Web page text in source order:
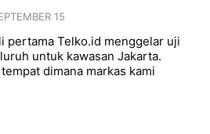
15
pertama Telko.id menggelar uji
untuk kawasan Jakarta.
dimana markas kami